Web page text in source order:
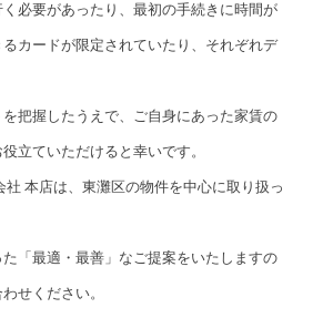
必要があったり、最初の手続きに時間が
カードが限定されていたり、それぞれデ
把握したうえで、ご自身にあった家賃の
立ていただけると幸いです。
社 本店は、東灘区の物件を中心に取り扱っ
「最適・最善」なご提案をいたしますの
せください。